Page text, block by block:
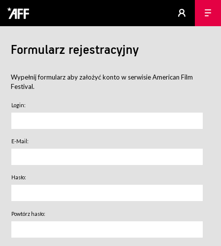
Formularz rejestracyjny
Wypełnij formularz aby założyć konto w serwisie American Film
Festival.
Login:
E-Mail:
Hasło:
Powtórz hasło: